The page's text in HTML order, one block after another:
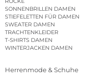
SONNENBRILLEN DAMEN
STIEFELETTEN FÜR DAMEN
SWEATER DAMEN
TRACHTENKLEIDER
T-SHIRTS DAMEN
WINTERJACKEN DAMEN
Herrenmode & Schuhe